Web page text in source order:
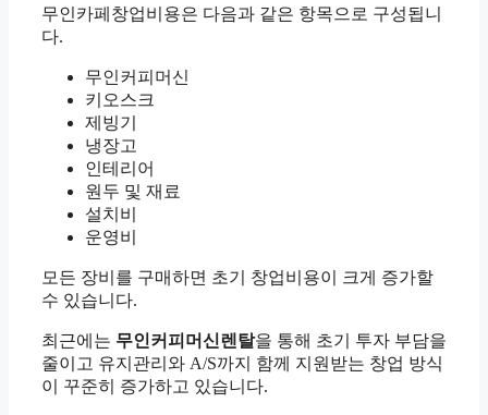
무인카페창업비용은 다음과 같은 항목으로 구성됩니
다.
무인커피머신
키오스크
제빙기
냉장고
인테리어
원두 및 재료
설치비
운영비
모든 장비를 구매하면 초기 창업비용이 크게 증가할
수 있습니다.
최근에는 무인커피머신렌탈을 통해 초기 투자 부담을
줄이고 유지관리와 A/S까지 함께 지원받는 창업 방식
이 꾸준히 증가하고 있습니다.